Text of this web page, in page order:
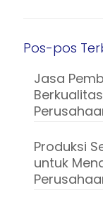
Pos-pos
Jasa
Produksi
untuk